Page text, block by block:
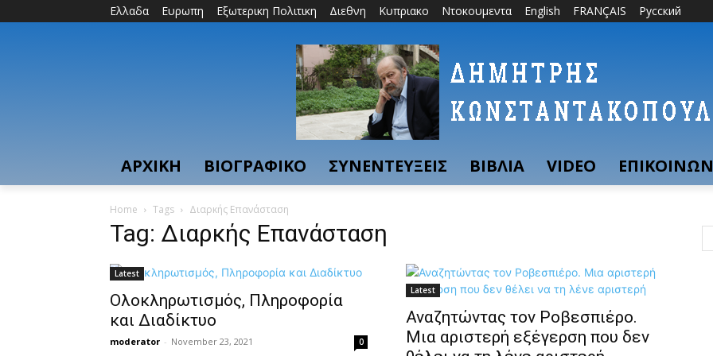
Ελλαδα Ευρωπη Εξωτερικη Πολιτικη Διεθνη Κυπριακο Ντοκουμεντα English FRANÇAIS Русский
ΑΡΧΙΚΗ ΒΙΟΓΡΑΦΙΚΟ ΣΥΝΕΝΤΕΥΞΕΙΣ ΒΙΒΛΙΑ VIDEO
Home Tags Διαρκής Επανάσταση
Tag: Διαρκής Επανάσταση
Latest
Ολοκληρωτισμός, Πληροφορία
και Διαδίκτυο
moderator - November 23, 2021 0
Latest
Αναζητώντας τον Ροβεσπιέρο.
Μια αριστερή εξέγερση που δεν